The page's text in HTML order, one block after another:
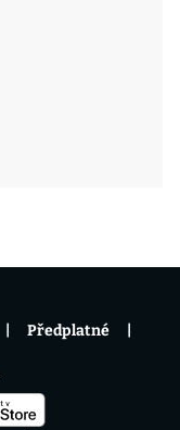
Předplatné